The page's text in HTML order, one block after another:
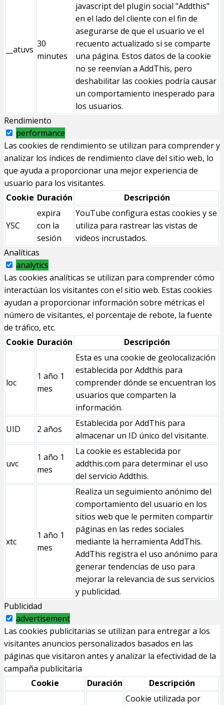
__atuvs
30
minutes
javascript del plugin social "Addthis"
en el lado del cliente con el fin de
asegurarse de que el usuario ve el
recuento actualizado si se comparte
una página. Estos datos de la cookie
no se reenvían a AddThis, pero
deshabilitar las cookies podría causar
un comportamiento inesperado para
los usuarios.
Rendimiento
performance
Las cookies de rendimiento se utilizan para comprender y
analizar los índices de rendimiento clave del sitio web, lo
que ayuda a proporcionar una mejor experiencia de
usuario para los visitantes.
Cookie Duración Descripción
YSC
expira
con la
sesión
YouTube configura estas cookies y se
utiliza para rastrear las vistas de
videos incrustados.
Analíticas
analytics
Las cookies analíticas se utilizan para comprender cómo
interactúan los visitantes con el sitio web. Estas cookies
ayudan a proporcionar información sobre métricas el
número de visitantes, el porcentaje de rebote, la fuente
de tráfico, etc.
Cookie Duración Descripción
loc
1 año 1
mes
Esta es una cookie de geolocalización
establecida por Addthis para
comprender dónde se encuentran los
usuarios que comparten la
información.
UID
2 años
Establecida por AddThis para
almacenar un ID único del visitante.
uvc
1 año 1
mes
La cookie es establecida por
addthis.com para determinar el uso
del servicio Addthis.
xtc
1 año 1
mes
Realiza un seguimiento anónimo del
comportamiento del usuario en los
sitios web que le permiten compartir
páginas en las redes sociales
mediante la herramienta AddThis.
AddThis registra el uso anónimo para
generar tendencias de uso para
mejorar la relevancia de sus servicios
y publicidad.
Publicidad
advertisement
Las cookies publicitarias se utilizan para entregar a los
visitantes anuncios personalizados basados en las
páginas que visitaron antes y analizar la efectividad de la
campaña publicitaria
Cookie
Duración Descripción
Cookie utilizada por